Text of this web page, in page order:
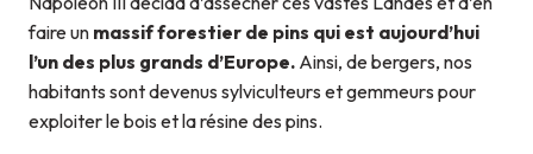
faire un massif forestier de pins qui est aujourd’hui
l’un des plus grands d’Europe. Ainsi, de bergers, nos
habitants sont devenus sylviculteurs et gemmeurs pour
exploiter le bois et la résine des pins.